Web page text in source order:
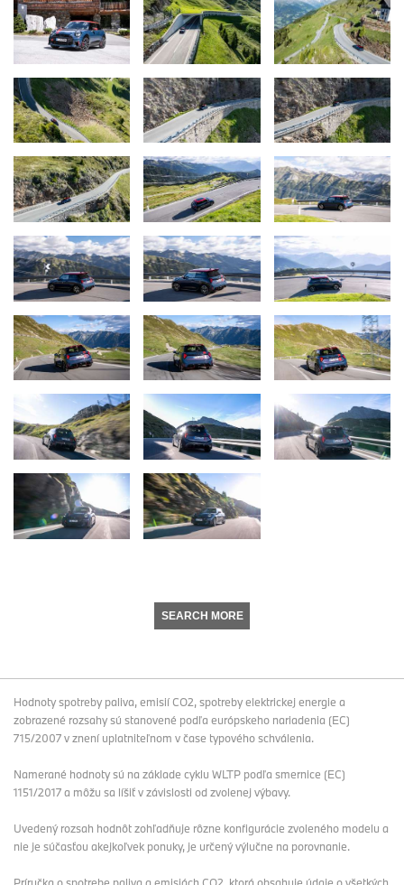
SEARCH MORE
Hodnoty spotreby paliva, emisií CO2, spotreby elektrickej energie a
zobrazené rozsahy sú stanovené podľa európskeho nariadenia (EC)
715/2007 v znení uplatniteľnom v čase typového schválenia.
Namerané hodnoty sú na základe cyklu WLTP podľa smernice (EC)
1151/2017 a môžu sa líšiť v závislosti od zvolenej výbavy.
Uvedený rozsah hodnôt zohľadňuje rôzne konfigurácie zvoleného modelu a
nie je súčasťou akejkoľvek ponuky, je určený výlučne na porovnanie.